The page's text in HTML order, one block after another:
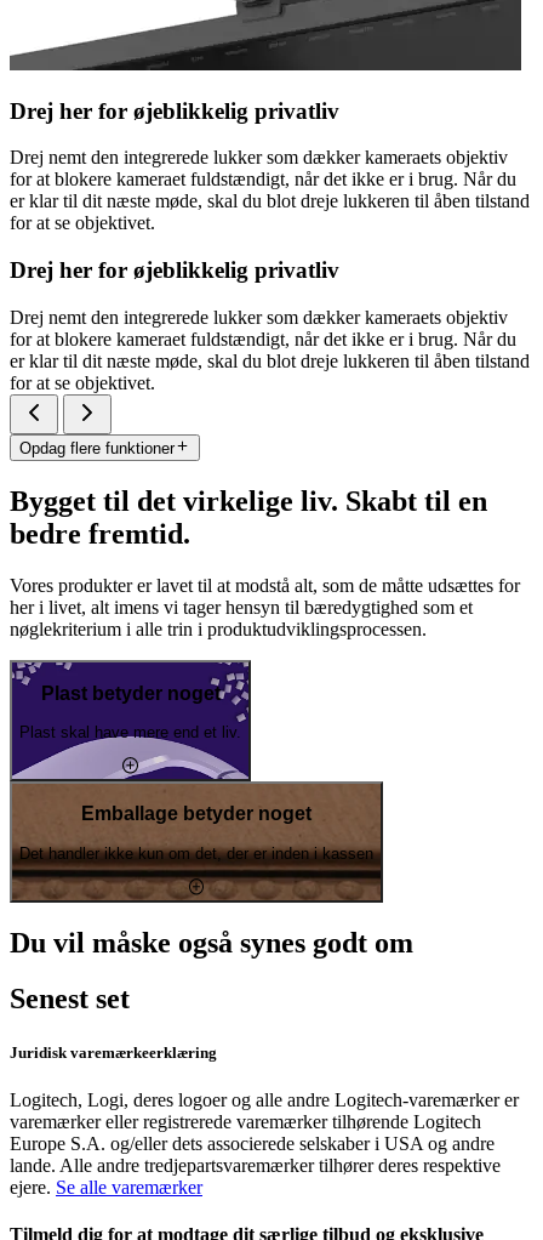
Drej her for øjeblikkelig privatliv
Drej nemt den integrerede lukker som dækker kameraets objektiv
for at blokere kameraet fuldstændigt, når det ikke er i brug. Når du
er klar til dit næste møde, skal du blot dreje lukkeren til åben tilstand
for at se objektivet.
Drej her for øjeblikkelig privatliv
Drej nemt den integrerede lukker som dækker kameraets objektiv
for at blokere kameraet fuldstændigt, når det ikke er i brug. Når du
er klar til dit næste møde, skal du blot dreje lukkeren til åben tilstand
for at se objektivet.
Opdag flere funktioner
Bygget til det virkelige liv. Skabt til en
bedre fremtid.
Vores produkter er lavet til at modstå alt, som de måtte udsættes for
her i livet, alt imens vi tager hensyn til bæredygtighed som et
nøglekriterium i alle trin i produktudviklingsprocessen.
Plast betyder noget
Plast skal have mere end et liv.
Emballage betyder noget
Det handler ikke kun om det, der er inden i kassen
Du vil måske også synes godt om
Senest set
Juridisk varemærkeerklæring
Logitech, Logi, deres logoer og alle andre Logitech-varemærker er
varemærker eller registrerede varemærker tilhørende Logitech
Europe S.A. og/eller dets associerede selskaber i USA og andre
lande. Alle andre tredjepartsvaremærker tilhører deres respektive
ejere. Se alle varemærker
Tilmeld dig for at modtage dit særlige tilbud og eksklusive